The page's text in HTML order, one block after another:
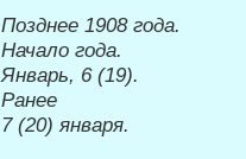
Позднее 1908 года.
Начало года.
Январь, 6 (19).
Ранее
7 (20) января.